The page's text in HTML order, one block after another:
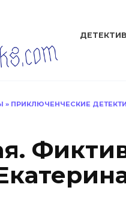
» ПРИКЛЮЧЕНЧЕСКИЕ